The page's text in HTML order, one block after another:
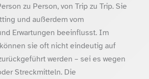
zu Person, von Trip zu Trip. Sie
und außerdem vom
Erwartungen beeinflusst. Im
sie oft nicht eindeutig auf
werden – sei es wegen
Streckmitteln. Die